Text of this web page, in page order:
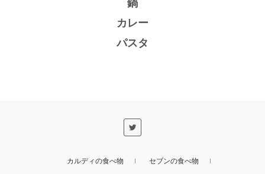
鍋
カレー
パスタ
カルディの食べ物
セブンの食べ物